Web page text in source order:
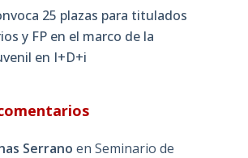
25 plazas para titulados
y FP en el marco de la
en I+D+i
Serrano en Seminario de